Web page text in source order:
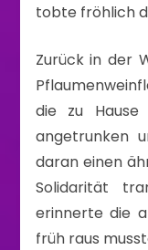
tobte fröhlich
Zurück in der
die zu Hause
angetrunken
daran einen
Solidarität
erinnerte die
früh raus